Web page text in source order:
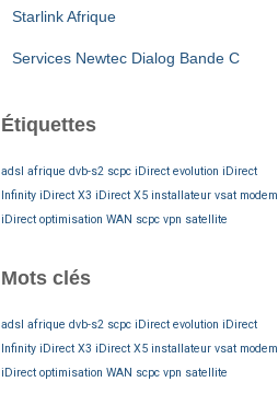
Starlink Afrique
Services Newtec Dialog Bande C
Étiquettes
adsl afrique dvb-s2 scpc iDirect evolution iDirect
Infinity iDirect X3 iDirect X5 installateur vsat modem
iDirect optimisation WAN scpc vpn satellite
Mots clés
adsl afrique dvb-s2 scpc iDirect evolution iDirect
Infinity iDirect X3 iDirect X5 installateur vsat modem
iDirect optimisation WAN scpc vpn satellite